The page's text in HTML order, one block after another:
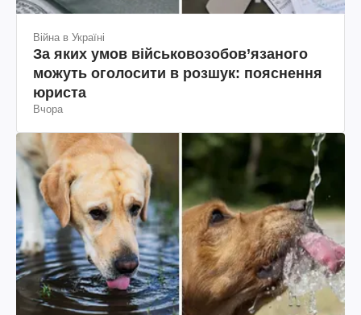
Війна в Україні
За яких умов військовозобов’язаного
можуть оголосити в розшук: пояснення
юриста
Вчора